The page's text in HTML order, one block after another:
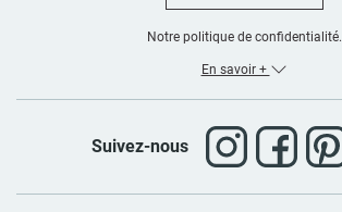
Notre politique de confidentialité.
En savoir +
Suivez-nous